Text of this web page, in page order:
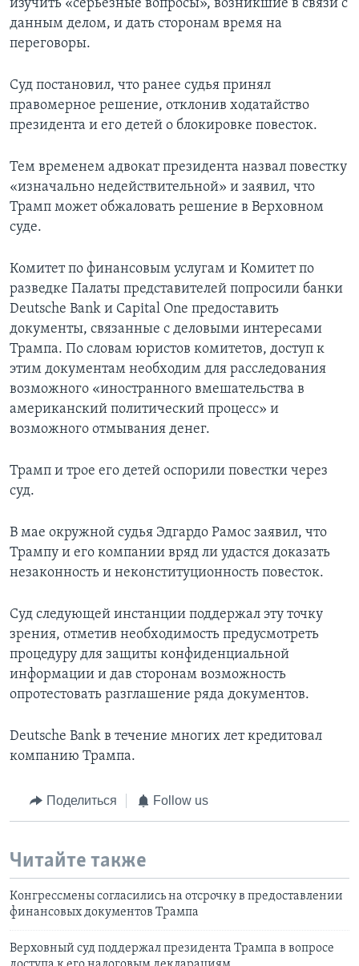
изучить «серьезные вопросы», возникшие в связи с
данным делом, и дать сторонам время на
переговоры.
Суд постановил, что ранее судья принял
правомерное решение, отклонив ходатайство
президента и его детей о блокировке повесток.
Тем временем адвокат президента назвал повестку
«изначально недействительной» и заявил, что
Трамп может обжаловать решение в Верховном
суде.
Комитет по финансовым услугам и Комитет по
разведке Палаты представителей попросили банки
Deutsche Bank и Capital One предоставить
документы, связанные с деловыми интересами
Трампа. По словам юристов комитетов, доступ к
этим документам необходим для расследования
возможного «иностранного вмешательства в
американский политический процесс» и
возможного отмывания денег.
Трамп и трое его детей оспорили повестки через
суд.
В мае окружной судья Эдгардо Рамос заявил, что
Трампу и его компании вряд ли удастся доказать
незаконность и неконституционность повесток.
Суд следующей инстанции поддержал эту точку
зрения, отметив необходимость предусмотреть
процедуру для защиты конфиденциальной
информации и дав сторонам возможность
опротестовать разглашение ряда документов.
Deutsche Bank в течение многих лет кредитовал
компанию Трампа.
Поделиться Follow us
Читайте также
Конгрессмены согласились на отсрочку в предоставлении
финансовых документов Трампа
Верховный cуд поддержал президента Трампа в вопросе